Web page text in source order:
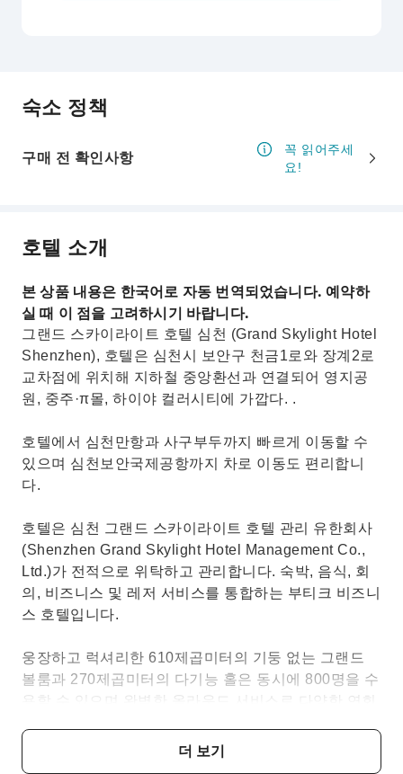
숙소 정책
구매 전 확인사항
꼭 읽어주세
요!
호텔 소개
본 상품 내용은 한국어로 자동 번역되었습니다. 예약하
실 때 이 점을 고려하시기 바랍니다.
그랜드 스카이라이트 호텔 심천 (Grand Skylight Hotel
Shenzhen), 호텔은 심천시 보안구 천금1로와 장계2로
교차점에 위치해 지하철 중앙환선과 연결되어 영지공
원, 중주·π몰, 하이야 컬러시티에 가깝다. .
호텔에서 심천만항과 사구부두까지 빠르게 이동할 수
있으며 심천보안국제공항까지 차로 이동도 편리합니
다.
호텔은 심천 그랜드 스카이라이트 호텔 관리 유한회사
(Shenzhen Grand Skylight Hotel Management Co.,
Ltd.)가 전적으로 위탁하고 관리합니다. 숙박, 음식, 회
의, 비즈니스 및 레저 서비스를 통합하는 부티크 비즈니
스 호텔입니다.
웅장하고 럭셔리한 610제곱미터의 기둥 없는 그랜드
볼룸과 270제곱미터의 다기능 홀은 동시에 800명을 수
용할 수 있으며 완벽한 올라운드 서비스로 다양한 연회
회의가 완전한 성공을 거두었는지 확인합니다.
더 보기